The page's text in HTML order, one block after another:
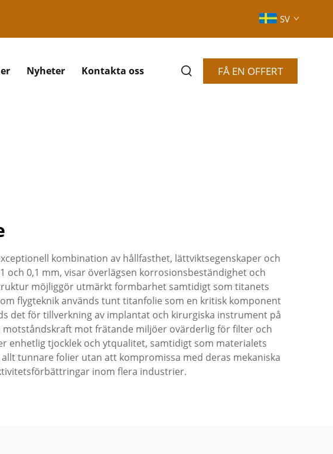
SV
Nyheter Kontakta oss FÅ EN OFFERT
kombination av hållfasthet, lättviktsegenskaper och
0,1 mm, visar överlägsen korrosionsbeständighet och
möjliggör utmärkt formbarhet samtidigt som titanets
flygteknik används tunt titanfolie som en kritisk komponent
det för tillverkning av implantat och kirurgiska instrument på
mot frätande miljöer ovärderlig för filter och
enhetlig tjocklek och ytqualitet, samtidigt som materialets
tunnare folier utan att kompromissa med deras mekaniska
inom flera industrier.